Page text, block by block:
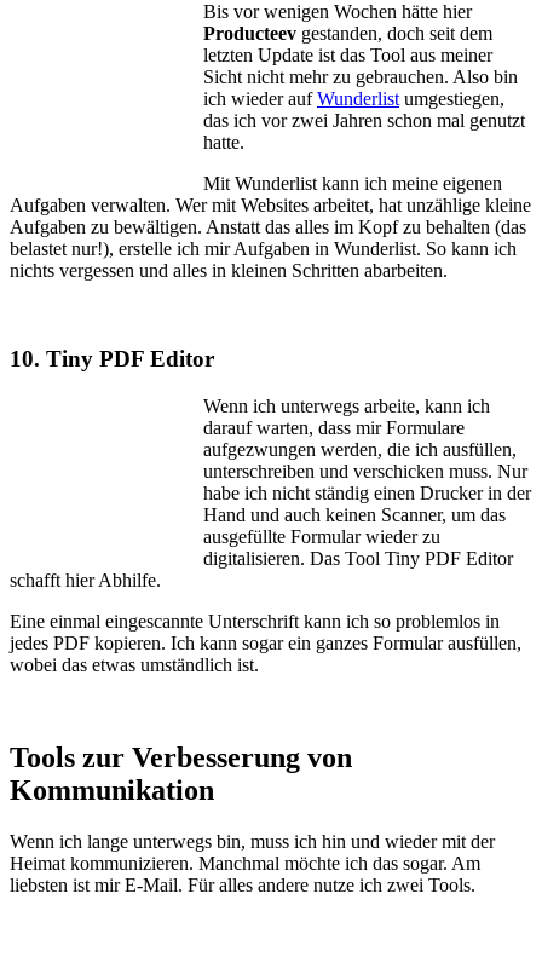
Bis vor wenigen Wochen hätte hier
Producteev gestanden, doch seit dem
letzten Update ist das Tool aus meiner
Sicht nicht mehr zu gebrauchen. Also bin
ich wieder aufWunderlistumgestiegen,
das ich vor zwei Jahren schon mal genutzt
hatte.
Mit Wunderlist kann ich meine eigenen
Aufgaben verwalten. Wer mit Websites arbeitet, hat unzählige kleine
Aufgaben zu bewältigen. Anstatt das alles im Kopf zu behalten (das
belastet nur!), erstelle ich mir Aufgaben in Wunderlist. So kann ich
nichts vergessen und alles in kleinen Schritten abarbeiten.
10. Tiny PDF Editor
Wenn ich unterwegs arbeite, kann ich
darauf warten, dass mir Formulare
aufgezwungen werden, die ich ausfüllen,
unterschreiben und verschicken muss. Nur
habe ich nicht ständig einen Drucker in der
Hand und auch keinen Scanner, um das
ausgefüllte Formular wieder zu
digitalisieren. Das Tool Tiny PDF Editor
schafft hier Abhilfe.
Eine einmal eingescannte Unterschrift kann ich so problemlos in
jedes PDF kopieren. Ich kann sogar ein ganzes Formular ausfüllen,
wobei das etwas umständlich ist.
Tools zur Verbesserung von
Kommunikation
Wenn ich lange unterwegs bin, muss ich hin und wieder mit der
Heimat kommunizieren. Manchmal möchte ich das sogar. Am
liebsten ist mir E-Mail. Für alles andere nutze ich zwei Tools.